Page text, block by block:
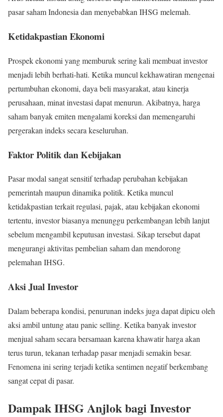
pasar saham Indonesia dan menyebabkan IHSG melemah.
Ketidakpastian Ekonomi
Prospek ekonomi yang memburuk sering kali membuat investor
menjadi lebih berhati-hati. Ketika muncul kekhawatiran mengenai
pertumbuhan ekonomi, daya beli masyarakat, atau kinerja
perusahaan, minat investasi dapat menurun. Akibatnya, harga
saham banyak emiten mengalami koreksi dan memengaruhi
pergerakan indeks secara keseluruhan.
Faktor Politik dan Kebijakan
Pasar modal sangat sensitif terhadap perubahan kebijakan
pemerintah maupun dinamika politik. Ketika muncul
ketidakpastian terkait regulasi, pajak, atau kebijakan ekonomi
tertentu, investor biasanya menunggu perkembangan lebih lanjut
sebelum mengambil keputusan investasi. Sikap tersebut dapat
mengurangi aktivitas pembelian saham dan mendorong
pelemahan IHSG.
Aksi Jual Investor
Dalam beberapa kondisi, penurunan indeks juga dapat dipicu oleh
aksi ambil untung atau panic selling. Ketika banyak investor
menjual saham secara bersamaan karena khawatir harga akan
terus turun, tekanan terhadap pasar menjadi semakin besar.
Fenomena ini sering terjadi ketika sentimen negatif berkembang
sangat cepat di pasar.
Dampak IHSG Anjlok bagi Investor